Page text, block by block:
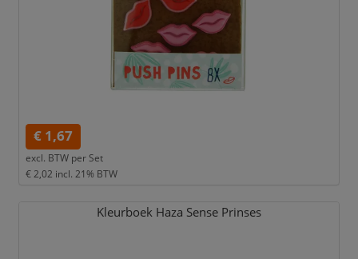
€ 1,67
excl. BTW per Set
€ 2,02 incl. 21% BTW
Kleurboek Haza Sense Prinses